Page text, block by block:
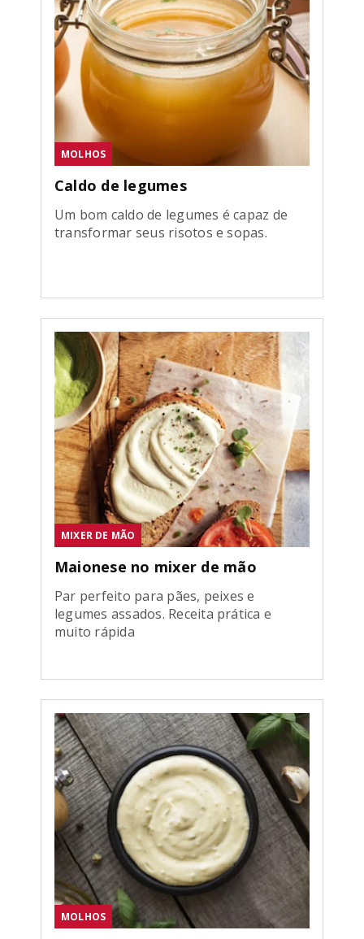
MOLHOS
Caldo de legumes
Um bom caldo de legumes é capaz de
transformar seus risotos e sopas.
MIXER DE MÃO
Maionese no mixer de mão
Par perfeito para pães, peixes e
legumes assados. Receita prática e
muito rápida
MOLHOS